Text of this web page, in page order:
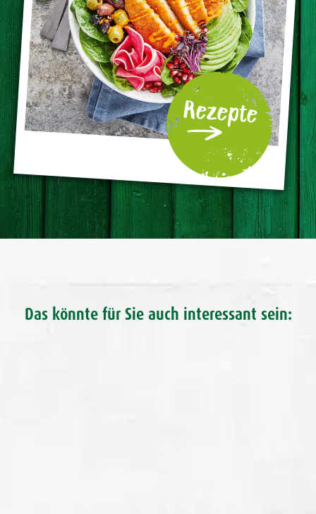
Rezepte
Das könnte für Sie auch interessant sein: